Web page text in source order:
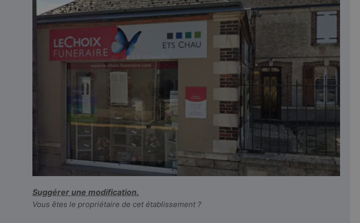
Suggérer une modification.
Vous êtes le propriétaire de cet établissement ?